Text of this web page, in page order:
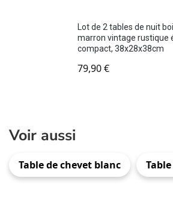
Lot de 2 tables de nuit
marron vintage rustique
compact, 38x28x38cm
79,90€
Voir aussi
Table de chevet blanc